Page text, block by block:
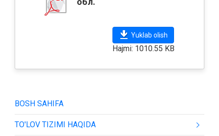
Yuklab olish
Hajmi: 1010.55 KB
BOSH SAHIFA
TO'LOV TIZIMI HAQIDA